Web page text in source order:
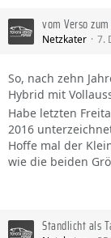
vom Verso
Netzkater 7.
So, nach zehn
Hybrid mit
Habe letzten
2016
Hoffe mal der
wie die beiden
Standlicht als